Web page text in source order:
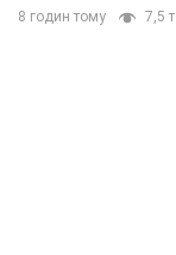
8 годин тому 7,5 т.